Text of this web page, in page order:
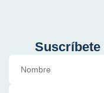
Suscríbete